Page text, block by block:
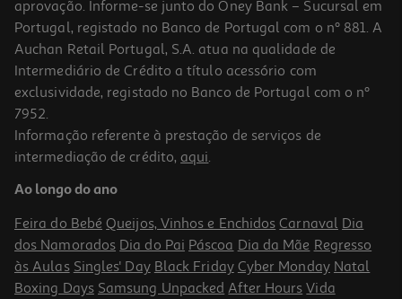
Porta Rolos Branco 18x11.5x17.6cm
3.99 €/un
3,99 €
aprovação. Informe-se junto do Oney Bank – Sucursal em
Portugal, registado no Banco de Portugal com o nº 881. A
Auchan Retail Portugal, S.A. atua na qualidade de
Intermediário de Crédito a título acessório com
exclusividade, registado no Banco de Portugal com o nº
7952.
Informação referente à prestação de serviços de
intermediação de crédito, aqui.
Ao longo do ano
Feira do Bebé Queijos, Vinhos e Enchidos Carnaval Dia
dos Namorados Dia do Pai Páscoa Dia da Mãe Regresso
às Aulas Singles' Day Black Friday Cyber Monday Natal
Boxing Days Samsung Unpacked After Hours Vida